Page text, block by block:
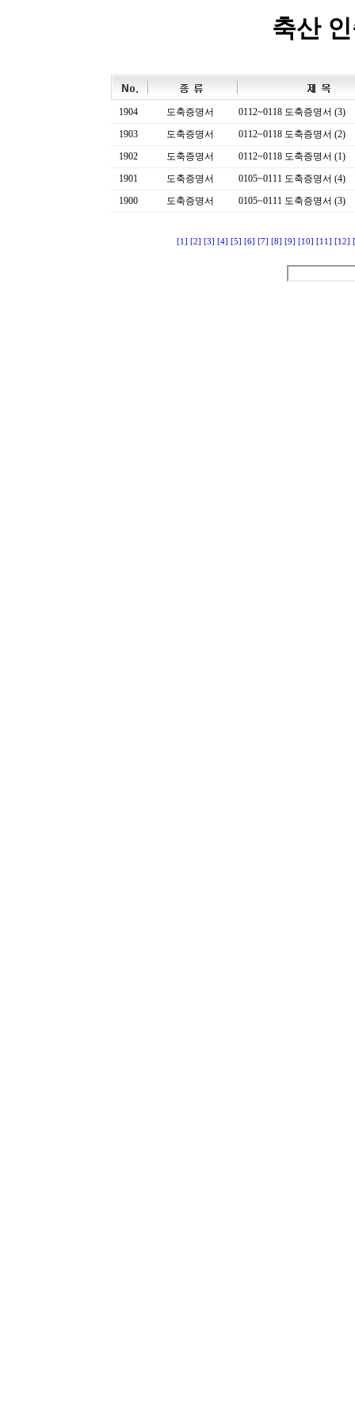
축산
1904 도축증명서
0112~0118 도축증명서 (3)
1903
도축증명서
0112~0118 도축증명서 (2)
1902
도축증명서
0112~0118 도축증명서 (1)
1901
도축증명서
0105~0111 도축증명서 (4)
1900
도축증명서 0105~0111 도축증명서 (3)
[1] [2] [3] [4] [5] [6] [7] [8] [9] [10] [11] [12]